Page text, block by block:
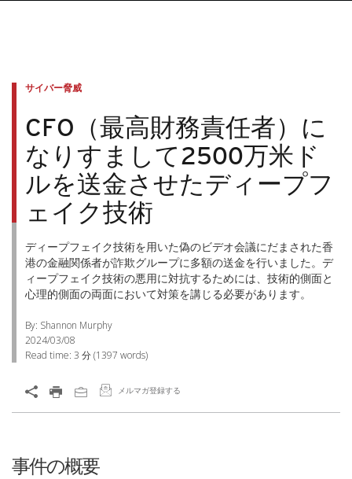
サイバー脅威
CFO（最高財務責任者）に
なりすまして2500万米ド
ルを送金させたディープフ
ェイク技術
ディープフェイク技術を用いた偽のビデオ会議にだまされた香
港の金融関係者が詐欺グループに多額の送金を行いました。デ
ィープフェイク技術の悪用に対抗するためには、技術的側面と
心理的側面の両面において対策を講じる必要があります。
By: Shannon Murphy
2024/03/08
Read time: 3 分(1397 words)
メルマガ登録する
事件の概要